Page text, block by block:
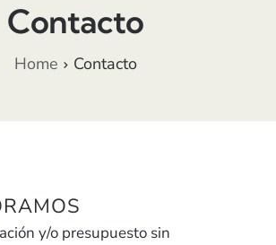
Contacto
Home Contacto
y/o presupuesto sin